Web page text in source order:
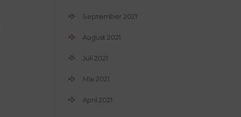
September 2021
August 2021
Juli 2021
Mai 2021
April 2021